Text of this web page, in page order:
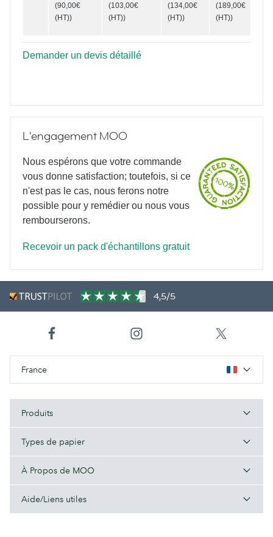
(90,00€
(HT))
(103,00€
(HT))
(134,00€
(HT))
(189,00€
(HT))
Demander un devis détaillé
L'engagement MOO
Nous espérons que votre commande
vous donne satisfaction; toutefois, si ce
n'est pas le cas, nous ferons notre
possible pour y remédier ou nous vous
rembourserons.
Recevoir un pack d'échantillons gratuit
4,5/5
France
Produits
Types de papier
À Propos de MOO
Aide/Liens utiles